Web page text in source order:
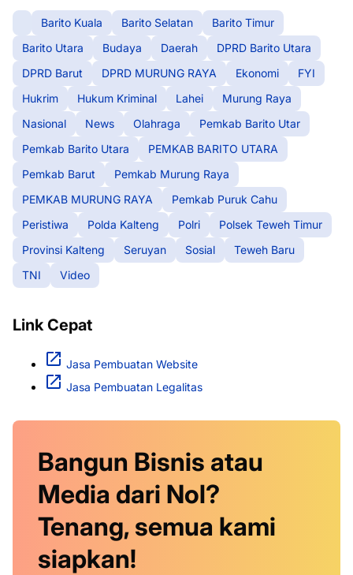
Barito Kuala Barito Selatan
Barito Timur
Barito Utara
Budaya Daerah
DPRD Barito Utara
DPRD Barut
DPRD MURUNG RAYA Ekonomi
FYI
Hukrim
Hukum Kriminal Lahei
Murung Raya
Nasional
News Olahraga
Pemkab Barito Utar
Pemkab Barito Utara
PEMKAB BARITO UTARA
Pemkab Barut
Pemkab Murung Raya
PEMKAB MURUNG RAYA
Pemkab Puruk Cahu
Peristiwa
Polda Kalteng Polri
Polsek Teweh Timur
Provinsi Kalteng
Seruyan Sosial
Teweh Baru
TNI
Video
Link Cepat
Jasa Pembuatan Website
Jasa Pembuatan Legalitas
Bangun Bisnis atau
Media dari Nol?
Tenang, semua kami
siapkan!